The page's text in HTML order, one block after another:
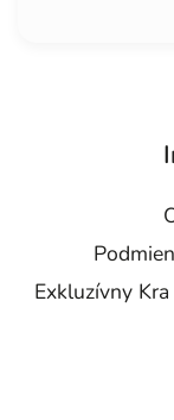
Exkluzívny